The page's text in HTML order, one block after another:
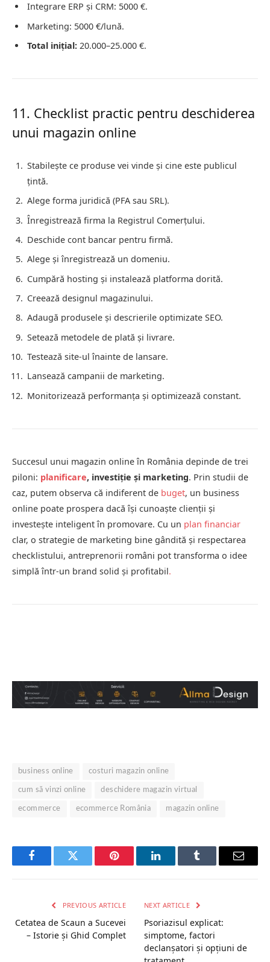
Integrare ERP și CRM: 5000 €.
Marketing: 5000 €/lună.
Total inițial: 20.000–25.000 €.
11. Checklist practic pentru deschiderea
unui magazin online
Stabilește ce produse vei vinde și cine este publicul
țintă.
Alege forma juridică (PFA sau SRL).
Înregistrează firma la Registrul Comerțului.
Deschide cont bancar pentru firmă.
Alege și înregistrează un domeniu.
Cumpără hosting și instalează platforma dorită.
Creează designul magazinului.
Adaugă produsele și descrierile optimizate SEO.
Setează metodele de plată și livrare.
Testează site-ul înainte de lansare.
Lansează campanii de marketing.
Monitorizează performanța și optimizează constant.
Succesul unui magazin online în România depinde de trei
piloni: planificare, investiție și marketing. Prin studii de
caz, putem observa că indiferent de buget, un business
online poate prospera dacă își cunoaște clienții și
investește inteligent în promovare. Cu un plan financiar
clar, o strategie de marketing bine gândită și respectarea
checklistului, antreprenorii români pot transforma o idee
simplă într-un brand solid și profitabil.
business online costuri magazin online
cum să vinzi online deschidere magazin virtual
ecommerce ecommerce România magazin online
FacebookTwitter Pinterest LinkedInTumblr Email
PREVIOUS ARTICLE
Cetatea de Scaun a Sucevei
– Istorie și Ghid Complet
NEXT ARTICLE
Psoriazisul explicat:
simptome, factori
declanșatori și opțiuni de